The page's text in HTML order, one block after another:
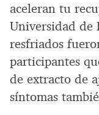
aceleran tu
Universidad de
resfriados
participantes
de extracto de
síntomas